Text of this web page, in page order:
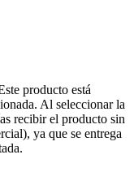
producto está
Al seleccionar la
recibir el producto sin
ya que se entrega